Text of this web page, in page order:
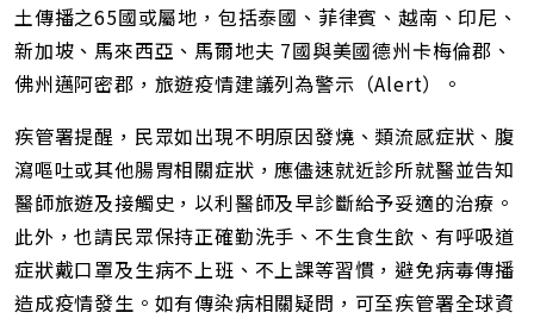
土傳播之65國或屬地，包括泰國、菲律賓、越南、印尼、
新加坡、馬來西亞、馬爾地夫 7國與美國德州卡梅倫郡、
佛州邁阿密郡，旅遊疫情建議列為警示（Alert）。
疾管署提醒，民眾如出現不明原因發燒、類流感症狀、腹
瀉嘔吐或其他腸胃相關症狀，應儘速就近診所就醫並告知
醫師旅遊及接觸史，以利醫師及早診斷給予妥適的治療。
此外，也請民眾保持正確勤洗手、不生食生飲、有呼吸道
症狀戴口罩及生病不上班、不上課等習慣，避免病毒傳播
造成疫情發生。如有傳染病相關疑問，可至疾管署全球資